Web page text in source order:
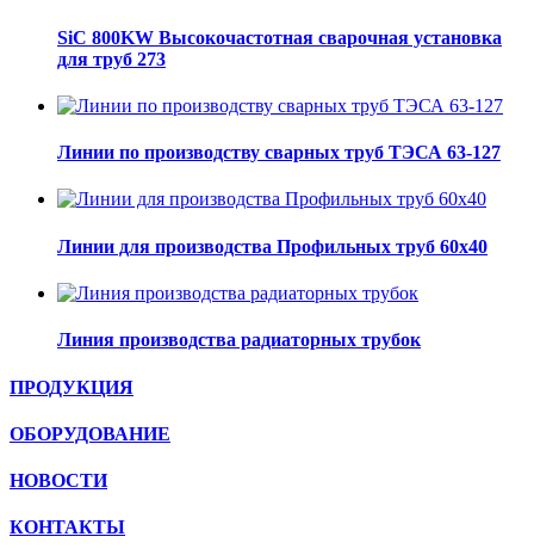
SiC 800KW Высокочастотная сварочная установка
для труб 273
Линии по производству сварных труб ТЭСА 63-127
Линии для производства Профильных труб 60х40
Линия производства радиаторных трубок
ПРОДУКЦИЯ
ОБОРУДОВАНИЕ
НОВОСТИ
КОНТАКТЫ